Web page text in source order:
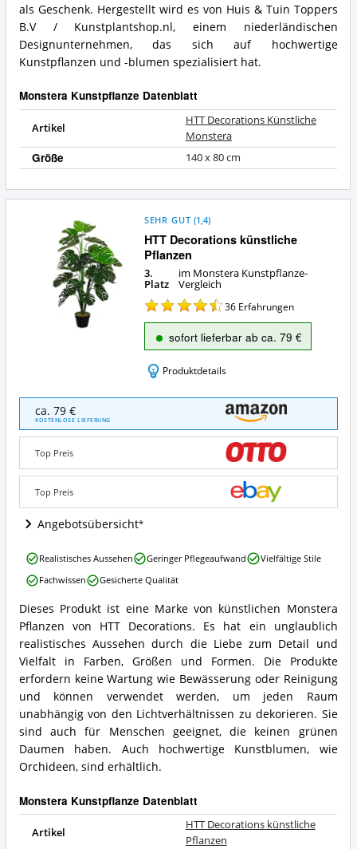
als Geschenk. Hergestellt wird es von Huis & Tuin Toppers
B.V / Kunstplantshop.nl, einem niederländischen
Designunternehmen, das sich auf hochwertige
Kunstpflanzen und -blumen spezialisiert hat.
Monstera Kunstpflanze Datenblatt
Artikel
HTT Decorations Künstliche
Monstera
Größe 140 x 80 cm
HTT Decorations künstliche
Pflanzen
SEHR GUT (1,4)
3.
Platz
im Monstera Kunstpflanze-
Vergleich
36 Erfahrungen
sofort lieferbar ab ca. 79 €
Produktdetails
HTT
Decorations
künstliche
Pflanzen
Angebote:
Wo
diese
Monstera
Kunstpflanze
ca. 79 €
KOSTENLOSE LIEFERUNG
Top Preis
Top Preis
Angebotsübersicht
HTT
Decorations
künstliche
Pflanzen
Zusammenfassung:
Was
bietet
diese
Monstera
Kunstpflanze?
Dieses Produkt ist eine Marke von künstlichen Monstera
Pflanzen von HTT Decorations. Es hat ein unglaublich
realistisches Aussehen durch die Liebe zum Detail und
Vielfalt in Farben, Größen und Formen. Die Produkte
erfordern keine Wartung wie Bewässerung oder Reinigung
und können verwendet werden, um jeden Raum
unabhängig von den Lichtverhältnissen zu dekorieren. Sie
sind auch für Menschen geeignet, die keinen grünen
Daumen haben. Auch hochwertige Kunstblumen, wie
Orchideen, sind erhältlich.
Monstera Kunstpflanze Datenblatt
Artikel
HTT Decorations künstliche
Pflanzen
HTT
Decorations
künstliche
Vorteile:
Was
spricht
für
diese
Monstera
Kunstpflanze?
Realistisches Aussehen Geringer Pflegeaufwand
Vielfältige Stile
Fachwissen
Gesicherte Qualität